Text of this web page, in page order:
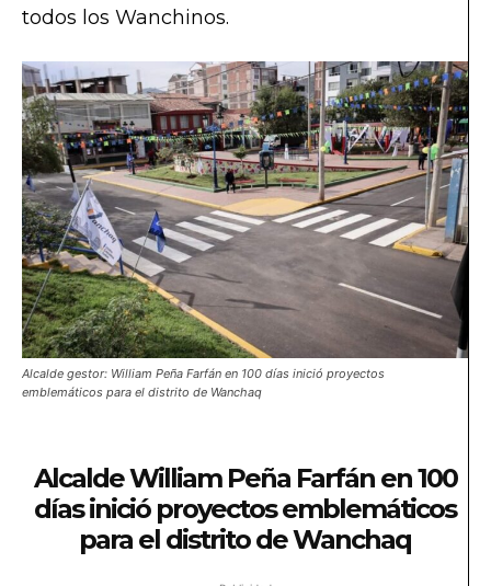
todos los Wanchinos.
Alcalde gestor: William Peña Farfán en 100 días inició proyectos
emblemáticos para el distrito de Wanchaq
Alcalde William Peña Farfán en 100
días inició proyectos emblemáticos
para el distrito de Wanchaq